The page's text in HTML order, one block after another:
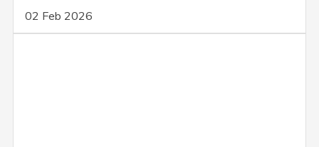
02 Feb 2026